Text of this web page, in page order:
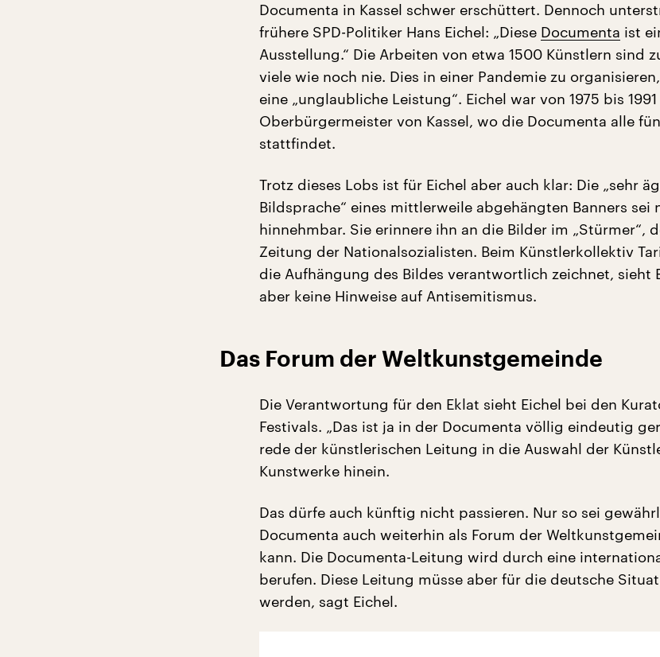
Documenta in Kassel schwer erschüttert. Dennoch
frühere SPD-Politiker Hans Eichel: „Diese Documenta ist
Ausstellung.“ Die Arbeiten von etwa 1500 Künstlern sind
viele wie noch nie. Dies in einer Pandemie zu
eine „unglaubliche Leistung“. Eichel war von 1975 bis 1991
Oberbürgermeister von Kassel, wo die Documenta alle
stattfindet.
Trotz dieses Lobs ist für Eichel aber auch klar: Die „sehr
Bildsprache“ eines mittlerweile abgehängten Banners sei
hinnehmbar. Sie erinnere ihn an die Bilder im „Stürmer“,
Zeitung der Nationalsozialisten. Beim Künstlerkollektiv
die Aufhängung des Bildes verantwortlich zeichnet, sieht
aber keine Hinweise auf Antisemitismus.
Das Forum der Weltkunstgemeinde
Die Verantwortung für den Eklat sieht Eichel bei den
Festivals. „Das ist ja in der Documenta völlig eindeutig
rede der künstlerischen Leitung in die Auswahl der
Kunstwerke hinein.
Das dürfe auch künftig nicht passieren. Nur so sei
Documenta auch weiterhin als Forum der
kann. Die Documenta-Leitung wird durch eine
berufen. Diese Leitung müsse aber für die deutsche
werden, sagt Eichel.